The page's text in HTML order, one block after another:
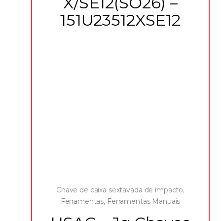
151U23512XSE12
Chave de caixa sextavada de impacto,
Ferramentas, Ferramentas Manuais